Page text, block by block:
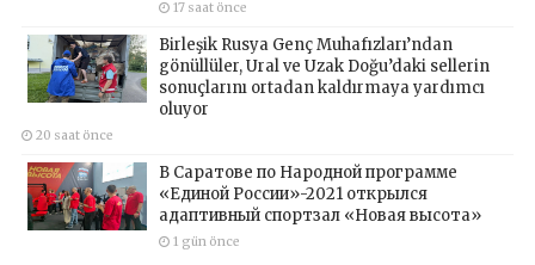
17 saat önce
Birleşik Rusya Genç Muhafızları’ndan
gönüllüler, Ural ve Uzak Doğu’daki sellerin
sonuçlarını ortadan kaldırmaya yardımcı
oluyor
20 saat önce
В Саратове по Народной программе
«Единой России»-2021 открылся
адаптивный спортзал «Новая высота»
1 gün önce